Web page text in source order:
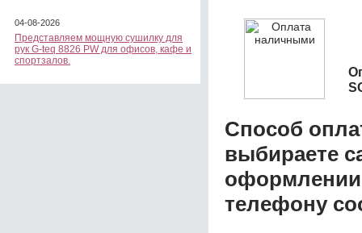
04-08-2026
Представляем мощную сушилку для
рук G-teq 8826 PW для офисов, кафе и
спортзалов.
Способ
выбираете
оформлении
телефону